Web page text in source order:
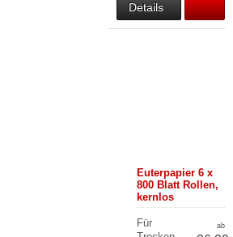
Details
Euterpapier 6 x
800 Blatt Rollen,
kernlos
Für
ab